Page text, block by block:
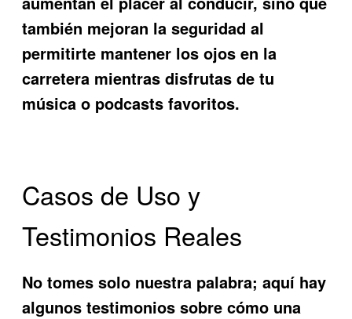
también mejoran la seguridad al
permitirte mantener los ojos en la
carretera mientras disfrutas de tu
música o podcasts favoritos.
Casos de Uso y
Testimonios Reales
No tomes solo nuestra palabra; aquí hay
algunos testimonios sobre cómo una